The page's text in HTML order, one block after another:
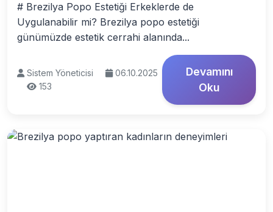
# Brezilya Popo Estetiği Erkeklerde de
Uygulanabilir mi? Brezilya popo estetiği
günümüzde estetik cerrahi alanında...
Sistem Yöneticisi
06.10.2025
153
Devamını
Oku